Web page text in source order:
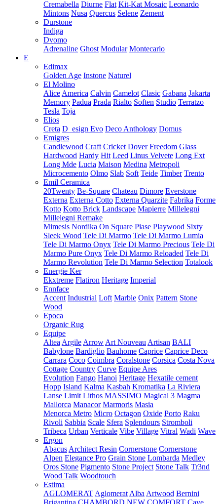
Cremabella Diurne Flat Kit-Kat Mosaic Leonardo
Mintons Nusa Quercus Selene Zement
Durstone
Indiga
Dvomo
Adrenaline Ghost Modular Montecarlo
E
Edimax
Golden Age Instone Naturel
El Molino
Alice America Calvin Camelot Clasic Gabana Jakarta
Memory Padua Prada Rialto Soften Studio Terratzo
Tesla Toja
Elios
Creta D_esign Evo Deco Anthology Domus
Emigres
Candlewood Craft Cricket Dover Freedom Glass
Hardwood Hardy Hit Leed Linus Velvete Long Ext
Long Mde Lucia Maison Medina Metropoli
Microcemento Olmo Slab Soft Teide Timber Trento
Emil Ceramica
20Twenty Be-Square Chateau Dimore Everstone
Externa Externa Cotto Externa Quarzite Fabrika Forme
Kotto Kotto Brick Landscape Mapierre Millelegni
Millelegni Remake
Mimesis Nordika On Square Piase Playwood Sixty
Sleek Wood Tele Di Marmo Tele Di Marmo Lumia
Tele Di Marmo Onyx Tele Di Marmo Precious Tele Di
Marmo Pure Onyx Tele Di Marmo Reloaded Tele Di
Marmo Revolution Tele Di Marmo Selection Totalook
Energie Ker
Ekxtreme Flatiron Heritage Imperial
Ennface
Accent Industrial Loft Marble Onix Pattern Stone
Wood
Epoca
Organic Rug
Equipe
Altea Argile Arrow Art Nouveau Artisan BALI
Babylone Bardiglio Bauhome Caprice Caprice Deco
Carrara Coco Coimbra Coralstone Corsica Costa Nova
Cottage Country Curve Equipe Ares
Evolution Fango Hanoi Heritage Hexatile cement
Hopp Island Kalma Kasbah Kromatika La Riviera
Lanse Limit Lithos MASSIMO Magical 3 Magma
Mallorca Manacor Marmoris Masia
Menorca Metro Micro Octagon Oxide Porto Raku
Rivoli Sabbia Scale Sfera Splendours Stromboli
Tribeca Urban Verticale Vibe Village Vitral Wadi Wave
Ergon
Abacus Architect Resin Cornerstone Cornerstone
Alpen Elegance Pro Grain Stone Lombarda Medley
Oros Stone Pigmento Stone Project Stone Talk Tr3nd
Wood Talk Woodtouch
Estima
AGLOMERAT Aglomerat Alba Artwood Bernini